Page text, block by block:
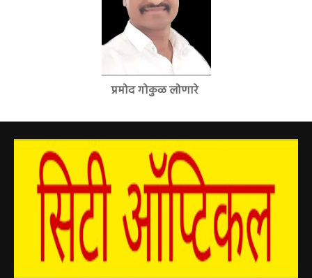
प्रमोद गोकुळ लोणारे